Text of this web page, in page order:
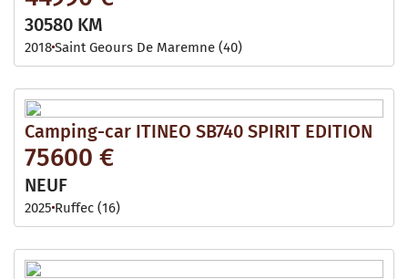
30580 KM
2018Saint Geours De Maremne (40)
Camping-car ITINEO SB740 SPIRIT EDITION
75600 €
NEUF
2025 Ruffec (16)